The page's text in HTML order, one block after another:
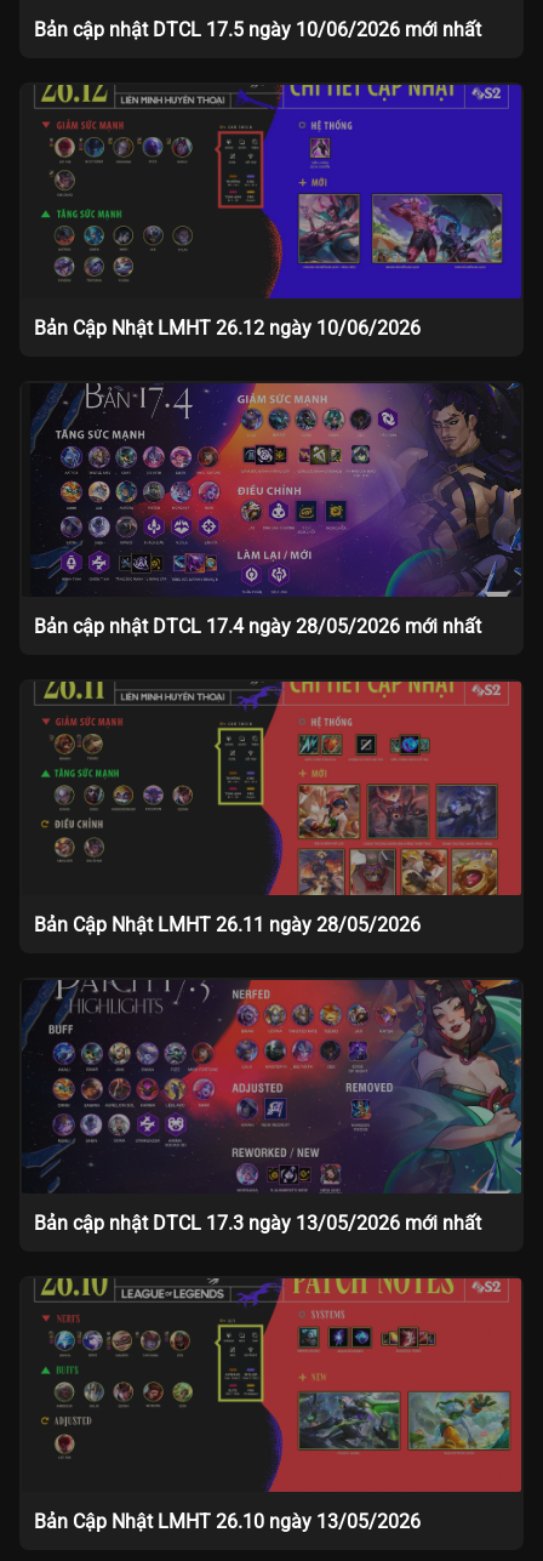
Bản cập nhật DTCL 17.5 ngày 10/06/2026 mới nhất
Bản Cập Nhật LMHT 26.12 ngày 10/06/2026
Bản cập nhật DTCL 17.4 ngày 28/05/2026 mới nhất
Bản Cập Nhật LMHT 26.11 ngày 28/05/2026
Bản cập nhật DTCL 17.3 ngày 13/05/2026 mới nhất
Bản Cập Nhật LMHT 26.10 ngày 13/05/2026